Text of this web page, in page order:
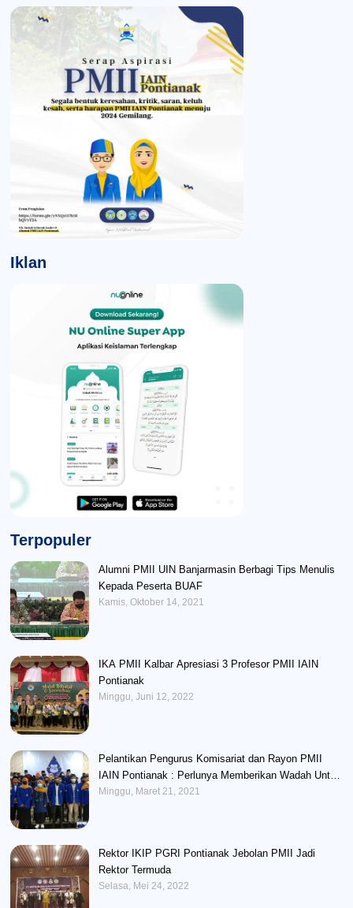
Iklan
Terpopuler
Alumni PMII UIN Banjarmasin Berbagi Tips Menulis
Kepada Peserta BUAF
Kamis, Oktober 14, 2021
IKA PMII Kalbar Apresiasi 3 Profesor PMII IAIN
Pontianak
Minggu, Juni 12, 2022
Pelantikan Pengurus Komisariat dan Rayon PMII
IAIN Pontianak : Perlunya Memberikan Wadah Untuk
Mengembangkan Potensi Kader
Minggu, Maret 21, 2021
Rektor IKIP PGRI Pontianak Jebolan PMII Jadi
Rektor Termuda
Selasa, Mei 24, 2022